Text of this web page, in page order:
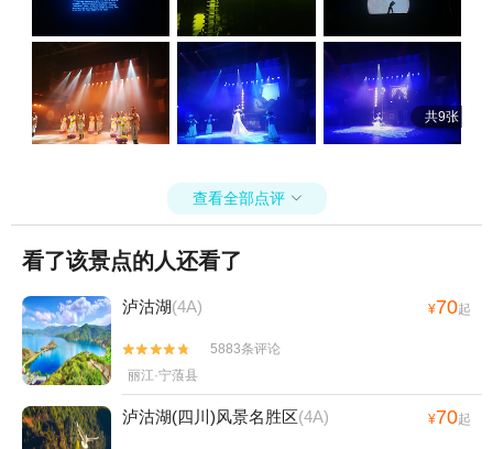
共9张
查看全部点评 
看了该景点的人还看了
泸沽湖(4A) ¥70起


5883条评论
丽江·宁蒗县
泸沽湖(四川)风景名胜区(4A) ¥70起